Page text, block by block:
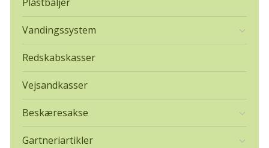
Vandingssystem
Redskabskasser
Vejsandkasser
Beskæresakse
Gartneriartikler